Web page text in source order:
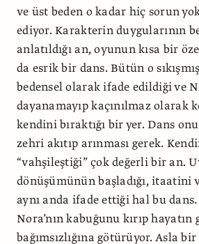
ve üst beden o kadar hiç sorun
ediyor. Karakterin duygularının
anlatıldığı an, oyunun kısa bir
da esrik bir dans. Bütün o
bedensel olarak ifade edildiği ve
dayanamayıp kaçınılmaz olarak
kendini bıraktığı bir yer. Dans
zehri akıtıp arınması gerek.
“vahşileştiği” çok değerli bir an.
dönüşümünün başladığı, itaatini
aynı anda ifade ettiği hal bu
Nora’nın kabuğunu kırıp
bağımsızlığına götürüyor. Asla